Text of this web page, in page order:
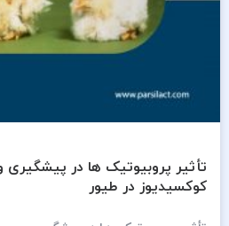
تأثیر پروبیوتیک ها در پیشگیری
کوکسیدیوز در طیور